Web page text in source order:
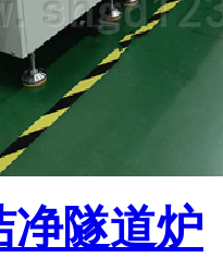
净隧道炉